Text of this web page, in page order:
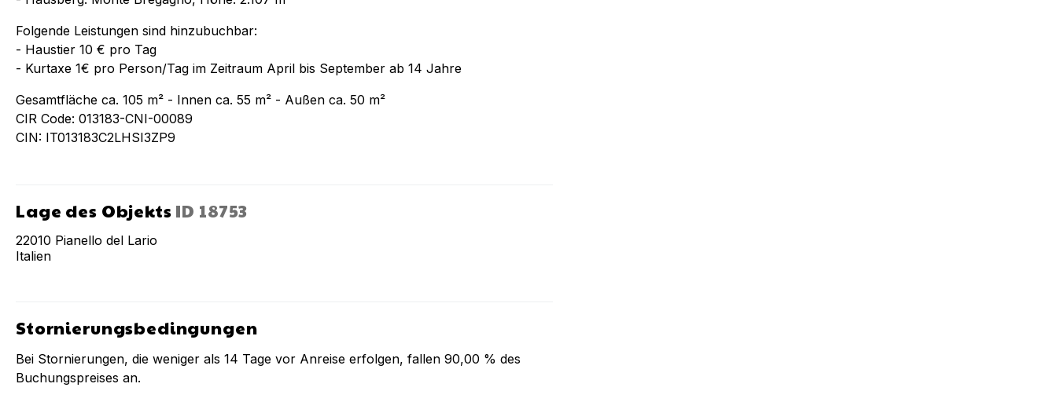
Folgende Leistungen sind hinzubuchbar:
- Haustier 10 € pro Tag
- Kurtaxe 1€ pro Person/Tag im Zeitraum April bis September ab 14 Jahre
Gesamtfläche ca. 105 m² - Innen ca. 55 m² - Außen ca. 50 m²
CIR Code: 013183-CNI-00089
CIN: IT013183C2LHSI3ZP9
Lage des Objekts ID 18753
22010 Pianello del Lario
Italien
Stornierungsbedingungen
Bei Stornierungen, die weniger als 14 Tage vor Anreise erfolgen, fallen 90,00 % des
Buchungspreises an.